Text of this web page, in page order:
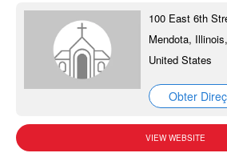
100 East 6th
Mendota,
United States
Obter
VIEW WEBSITE